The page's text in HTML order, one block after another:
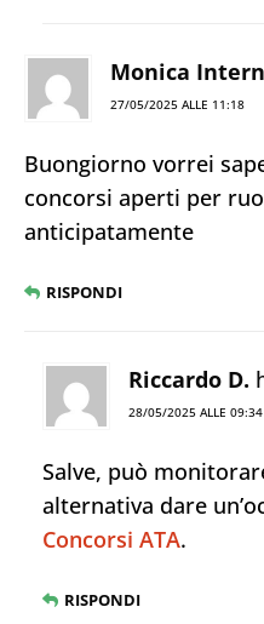
Monica
27/05/2025 ALLE 11:18
Buongiorno vorrei
concorsi aperti per
anticipatamente
RISPONDI
Riccardo D.
28/05/2025 ALLE 09:34
Salve, può
alternativa dare
Concorsi ATA.
RISPONDI